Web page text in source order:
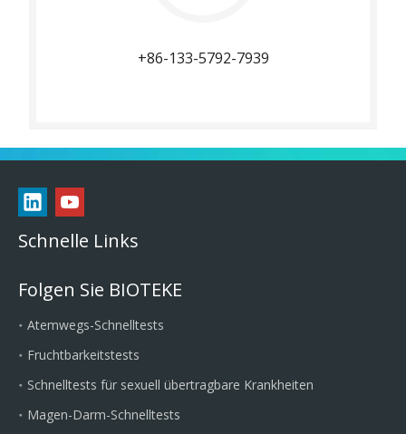
+86-133-5792-7939
Schnelle Links
Folgen Sie BIOTEKE
Atemwegs-Schnelltests
Fruchtbarkeitstests
Schnelltests für sexuell übertragbare Krankheiten
Magen-Darm-Schnelltests